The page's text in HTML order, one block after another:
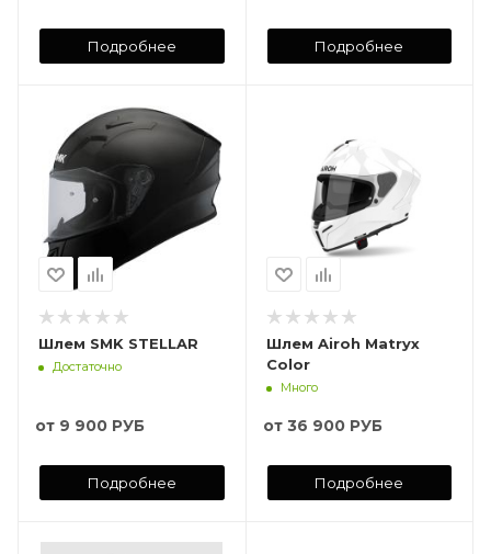
Подробнее Подробнее
Шлем SMK STELLAR
Достаточно
от 9 900 РУБ
Подробнее
Шлем Airoh Matryx
Color
Много
от 36 900 РУБ
Подробнее